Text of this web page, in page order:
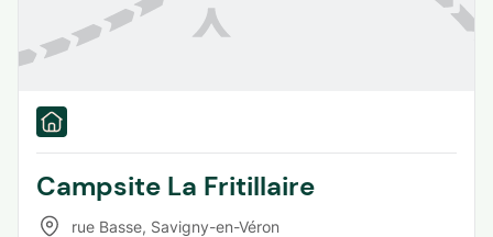
Campsite La Fritillaire
rue Basse, Savigny-en-Véron